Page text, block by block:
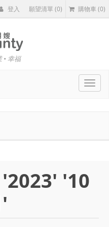
登入 願望清單(0) 購物車 (0)
• 幸福
'10
'